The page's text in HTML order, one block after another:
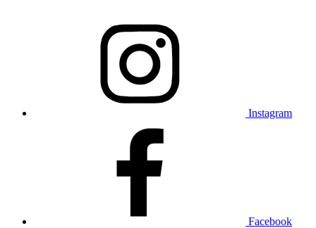
Instagram
Facebook